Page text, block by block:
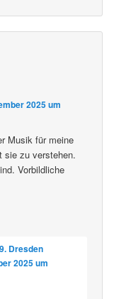
2025 um
Musik für meine
sie zu verstehen.
Vorbildliche
Dresden
2025 um